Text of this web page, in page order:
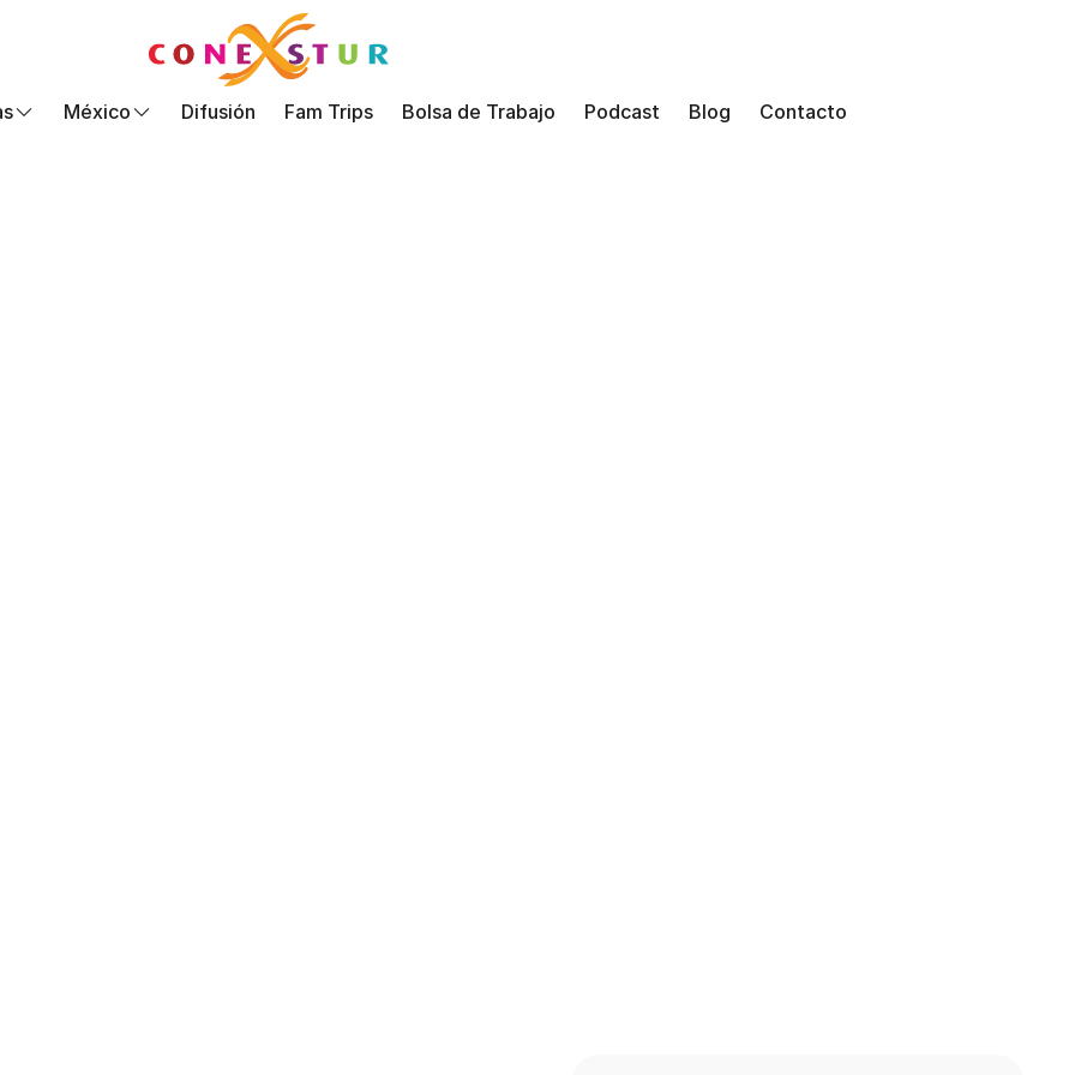
México Difusión Fam Trips Bolsa de Trabajo Podcast Blog Contacto